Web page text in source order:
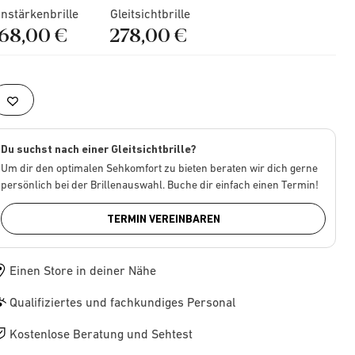
€
Gleitsichtbrille
278,00 €
Du suchst nach einer Gleitsichtbrille?
Um dir den optimalen Sehkomfort zu bieten beraten wir dich gerne
persönlich bei der Brillenauswahl. Buche dir einfach einen Termin!
TERMIN VEREINBAREN
Einen Store in deiner Nähe
Qualifiziertes und fachkundiges Personal
Kostenlose Beratung und Sehtest